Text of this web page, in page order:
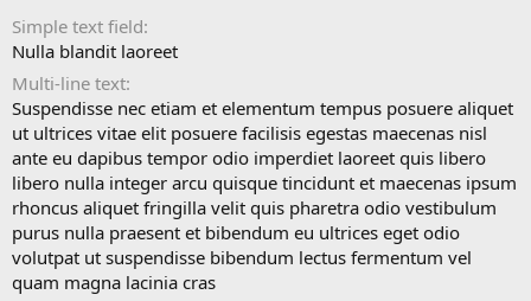
d
e
b
y
a
d
a
t
e
Simple text field
Nulla blandit laoreet
Multi-line text
Suspendisse nec etiam et elementum tempus posuere aliquet
ut ultrices vitae elit posuere facilisis egestas maecenas nisl
ante eu dapibus tempor odio imperdiet laoreet quis libero
libero nulla integer arcu quisque tincidunt et maecenas ipsum
rhoncus aliquet fringilla velit quis pharetra odio vestibulum
purus nulla praesent et bibendum eu ultrices eget odio
volutpat ut suspendisse bibendum lectus fermentum vel
quam magna lacinia cras